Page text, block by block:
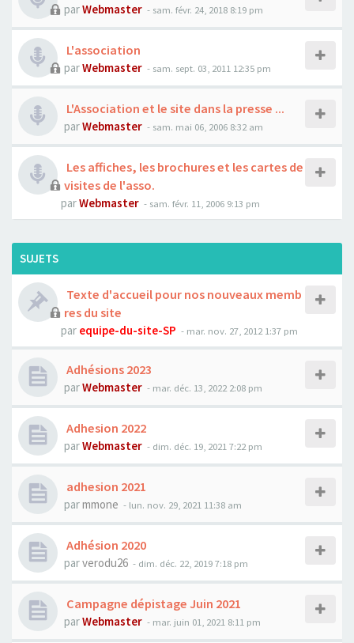
parWebmaster - sam. févr. 24, 2018 8:19 pm
L'association
parWebmaster - sam. sept. 03, 2011 12:35 pm
L'Association et le site dans la presse ...
parWebmaster - sam. mai 06, 2006 8:32 am
Les affiches, les brochures et les cartes de
visites de l'asso.
parWebmaster - sam. févr. 11, 2006 9:13 pm
SUJETS
Texte d'accueil pour nos nouveaux memb
res du site
par equipe-du-site-SP - mar. nov. 27, 2012 1:37 pm
Adhésions 2023
parWebmaster - mar. déc. 13, 2022 2:08 pm
Adhesion 2022
parWebmaster - dim. déc. 19, 2021 7:22 pm
adhesion 2021
parmmone - lun. nov. 29, 2021 11:38 am
Adhésion 2020
parverodu26 - dim. déc. 22, 2019 7:18 pm
Campagne dépistage Juin 2021
parWebmaster - mar. juin 01, 2021 8:11 pm